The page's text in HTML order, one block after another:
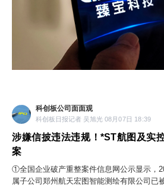
科创板公司面面观
科创板日报记者 吴旭光 08月07日 18:39
涉嫌信披违法违规！*ST航图及实
案
①全国企业破产重整案件信息网公示显示，
属子公司郑州航天宏图智能测绘有限公司已